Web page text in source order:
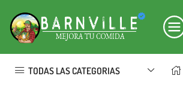
TODAS LAS CATEGORIAS